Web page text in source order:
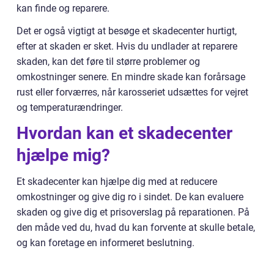
kan finde og reparere.
Det er også vigtigt at besøge et skadecenter hurtigt,
efter at skaden er sket. Hvis du undlader at reparere
skaden, kan det føre til større problemer og
omkostninger senere. En mindre skade kan forårsage
rust eller forværres, når karosseriet udsættes for vejret
og temperaturændringer.
Hvordan kan et skadecenter
hjælpe mig?
Et skadecenter kan hjælpe dig med at reducere
omkostninger og give dig ro i sindet. De kan evaluere
skaden og give dig et prisoverslag på reparationen. På
den måde ved du, hvad du kan forvente at skulle betale,
og kan foretage en informeret beslutning.